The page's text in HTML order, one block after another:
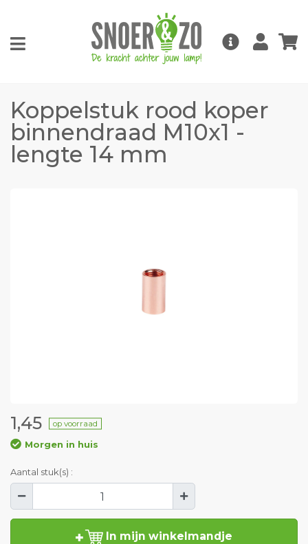
Koppelstuk rood koper
binnendraad M10x1 -
lengte 14 mm
1,45 op voorraad
Morgen in huis
Aantal stuk(s) :
In mijn winkelmandje